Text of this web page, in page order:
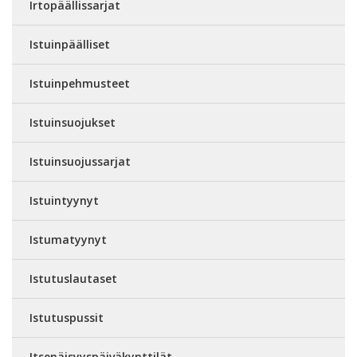
Irtopäällissarjat
Istuinpäälliset
Istuinpehmusteet
Istuinsuojukset
Istuinsuojussarjat
Istuintyynyt
Istumatyynyt
Istutuslautaset
Istutuspussit